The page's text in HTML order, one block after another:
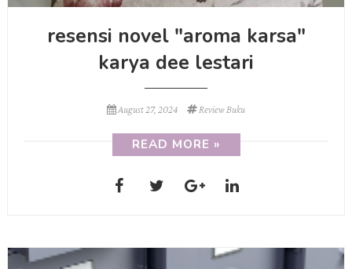
resensi novel "aroma karsa"
karya dee lestari
August 27, 2024 Review Buku
READ MORE »